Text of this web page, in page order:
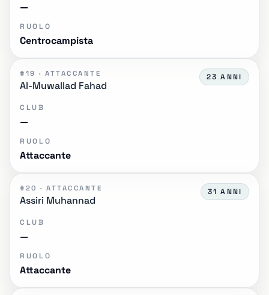
—
RUOLO
Centrocampista
#19 · ATTACCANTE
Al-Muwallad Fahad
23 ANNI
CLUB
—
RUOLO
Attaccante
#20 · ATTACCANTE
Assiri Muhannad
31 ANNI
CLUB
—
RUOLO
Attaccante